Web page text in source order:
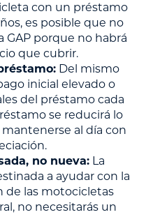
con un préstamo
es posible que no
GAP porque no habrá
que cubrir.
Del mismo
inicial elevado o
del préstamo cada
se reducirá lo
al día con
no nueva:La
a ayudar con la
de las motocicletas
no necesitarás un